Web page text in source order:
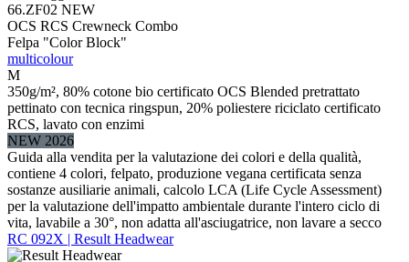
66.ZF02 NEW
OCS RCS Crewneck Combo
Felpa "Color Block"
multicolour
M
350g/m², 80% cotone bio certificato OCS Blended pretrattato
pettinato con tecnica ringspun, 20% poliestere riciclato certificato
RCS, lavato con enzimi
NEW 2026
Guida alla vendita per la valutazione dei colori e della qualità,
contiene 4 colori, felpato, produzione vegana certificata senza
sostanze ausiliarie animali, calcolo LCA (Life Cycle Assessment)
per la valutazione dell'impatto ambientale durante l'intero ciclo di
vita, lavabile a 30°, non adatta all'asciugatrice, non lavare a secco
RC 092X | Result Headwear